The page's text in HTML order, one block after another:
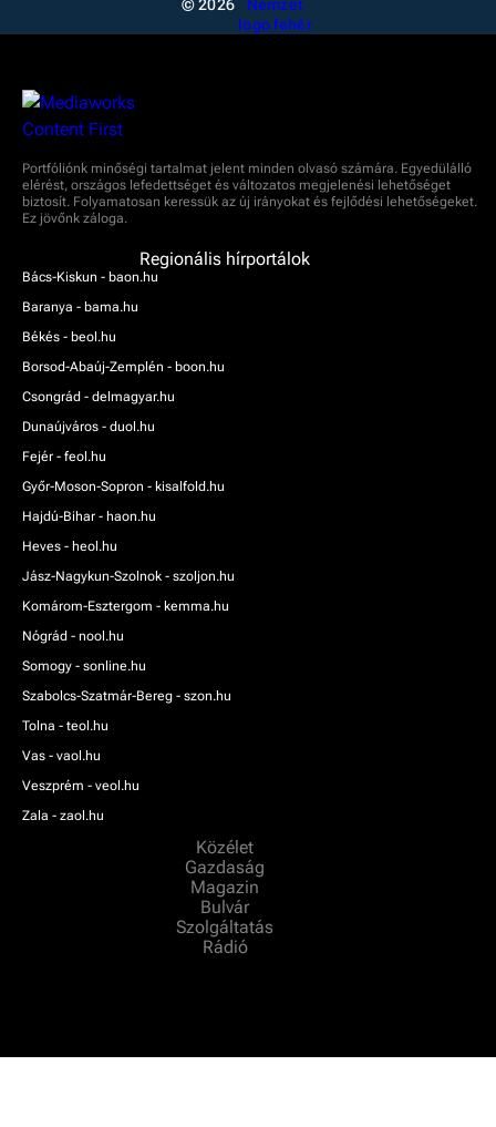
© 2026
Portfóliónk minőségi tartalmat jelent minden olvasó számára. Egyedülálló
elérést, országos lefedettséget és változatos megjelenési lehetőséget
biztosít. Folyamatosan keressük az új irányokat és fejlődési lehetőségeket.
Ez jövőnk záloga.
Regionális hírportálok
Bács-Kiskun - baon.hu
Baranya - bama.hu
Békés - beol.hu
Borsod-Abaúj-Zemplén - boon.hu
Csongrád - delmagyar.hu
Dunaújváros - duol.hu
Fejér - feol.hu
Győr-Moson-Sopron - kisalfold.hu
Hajdú-Bihar - haon.hu
Heves - heol.hu
Jász-Nagykun-Szolnok - szoljon.hu
Komárom-Esztergom - kemma.hu
Nógrád - nool.hu
Somogy - sonline.hu
Szabolcs-Szatmár-Bereg - szon.hu
Tolna - teol.hu
Vas - vaol.hu
Veszprém - veol.hu
Zala - zaol.hu
Közélet
Gazdaság
Magazin
Bulvár
Szolgáltatás
Rádió